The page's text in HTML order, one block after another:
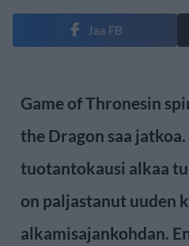
Jaa FB
Game of Thronesin
the Dragon saa
tuotantokausi alkaa
on paljastanut uuden
alkamisajankohdan.